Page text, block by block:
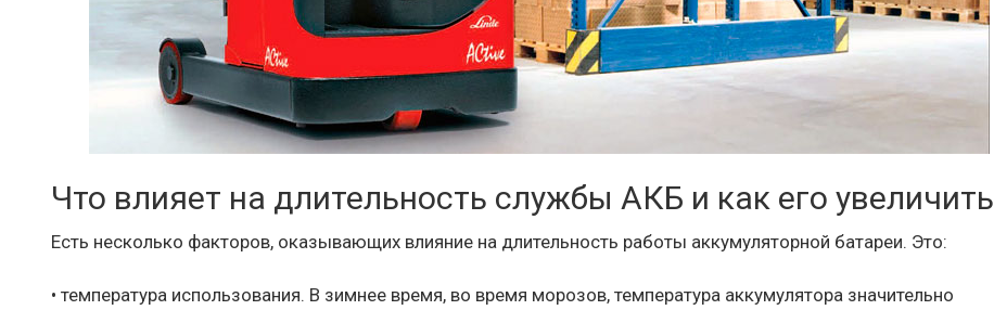
Что влияет на длительность службы АКБ и как его увеличить
Есть несколько факторов, оказывающих влияние на длительность работы аккумуляторной батареи. Это:
• температура использования. В зимнее время, во время морозов, температура аккумулятора значительно